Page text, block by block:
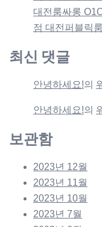
대전룸싸롱
점 대전퍼블릭
최신 댓글
안녕하세요!의
안녕하세요!의
보관함
2023년 12월
2023년 11월
2023년 10월
2023년 7월